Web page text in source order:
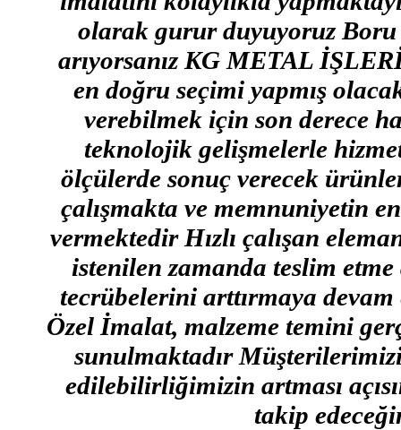
olarak gurur duyuyoruz
arıyorsanız KG METAL
en doğru seçimi yapmış
verebilmek için son derece
teknolojik gelişmelerle
ölçülerde sonuç verecek
çalışmakta ve memnuniyetin
vermektedir Hızlı çalışan
istenilen zamanda teslim
tecrübelerini arttırmaya
Özel İmalat, malzeme temini
sunulmaktadır
edilebilirliğimizin artması
takip